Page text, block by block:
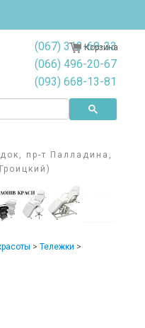
Корзина
пр-т Палладина,
(067) 313-69-33
(066) 496-20-67
(093) 668-13-81
> Тележки >